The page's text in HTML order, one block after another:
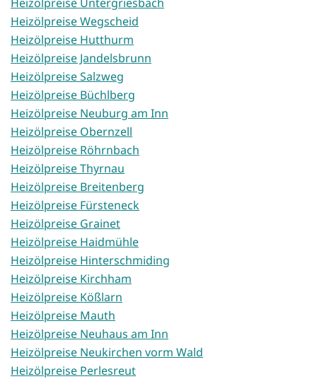
Heizölpreise Wegscheid
Heizölpreise Hutthurm
Heizölpreise Jandelsbrunn
Heizölpreise Salzweg
Heizölpreise Büchlberg
Heizölpreise Neuburg am Inn
Heizölpreise Obernzell
Heizölpreise Röhrnbach
Heizölpreise Thyrnau
Heizölpreise Breitenberg
Heizölpreise Fürsteneck
Heizölpreise Grainet
Heizölpreise Haidmühle
Heizölpreise Hinterschmiding
Heizölpreise Kirchham
Heizölpreise Kößlarn
Heizölpreise Mauth
Heizölpreise Neuhaus am Inn
Heizölpreise Neukirchen vorm Wald
Heizölpreise Perlesreut